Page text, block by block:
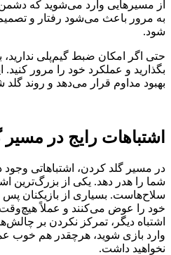
از مسیرهایی وارد می‌شوید که دشمن
به مرور باعث می‌شود رفتار و
شود.
حتی اگر امکان ضبط گیم‌پلی
بگذارید و عملکرد خود را مرور
بهبود مداوم قرار می‌دهد و روند گلد
اشتباهات رایج در
در مسیر گلد کردن، اشتباهاتی وجود
شما را هدر دهد. یکی از بزرگ‌ترین
سلاح‌هاست. بسیاری از بازیکنان
خود را عوض می‌کنند و عملاً
اشتباه دیگر، تمرکز نکردن بر
وارد بازی شوید، هرچقدر هم خوب
نخواهید داشت.